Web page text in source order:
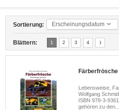
Sortierung: Erscheinungsdatum
Blättern: 1 2 3 4
Färberfrösche
Lebensweise,
Wolfgang
ISBN 978-3-
gehören zu den...